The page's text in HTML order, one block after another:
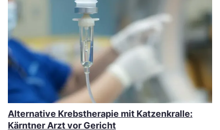
Alternative Krebstherapie mit Katzenkralle:
Kärntner Arzt vor Gericht